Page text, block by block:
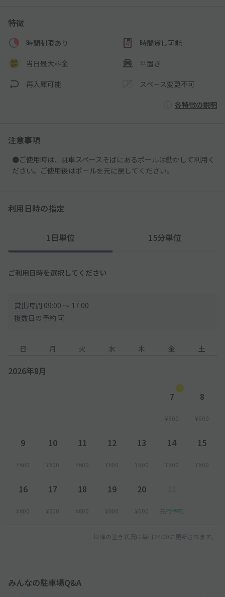
特徴
時間制限あり 時間貸し可能
当日最大料金 平置き
再入庫可能 スペース変更不可
各特徴の説明
注意事項
●ご使用時は、駐車スペースそばにあるポールは動かして利用く
ださい。ご使用後はポールを元に戻してください。
利用日時の指定
1日単位 15分単位
ご利用日時を選択してください
貸出時間 09:00 〜 17:00
複数日の予約 可
日 月 火 水 木 金 土
2026年8月
7
¥600
8
¥600
9
¥600
10
¥600
11
¥600
12
¥600
13
¥600
14
¥600
15
¥600
16
¥600
17
¥600
18
¥600
19
¥600
20
¥600 先行予約
以降の空き状況は毎日24:00に更新されます。
みんなの駐車場Q&A